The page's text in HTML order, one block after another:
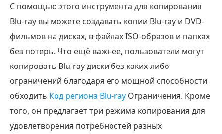
функциональность
Работает
ли
Leawo
Blu-
ray
Copy
С помощью этого инструмента для копирования
Blu-ray вы можете создавать копии Blu-ray и DVD-
фильмов на дисках, в файлах ISO-образов и папках
без потерь. Что ещё важнее, пользователи могут
копировать Blu-ray диски без каких-либо
ограничений благодаря его мощной способности
обходить Код региона Blu-ray Ограничения. Кроме
того, он предлагает три режима копирования для
удовлетворения потребностей разных